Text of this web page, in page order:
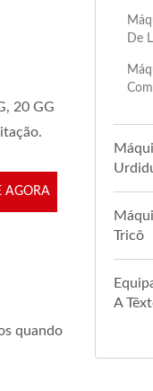
20 GG
AGORA
quando
De
Tricô
A